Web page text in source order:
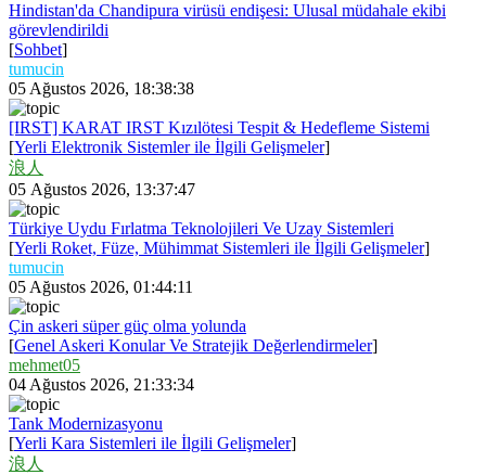
Hindistan'da Chandipura virüsü endişesi: Ulusal müdahale ekibi
görevlendirildi
[Sohbet]
tumucin
05 Ağustos 2026, 18:38:38
[IRST] KARAT IRST Kızılötesi Tespit & Hedefleme Sistemi
[Yerli Elektronik Sistemler ile İlgili Gelişmeler]
浪人
05 Ağustos 2026, 13:37:47
Türkiye Uydu Fırlatma Teknolojileri Ve Uzay Sistemleri
[Yerli Roket, Füze, Mühimmat Sistemleri ile İlgili Gelişmeler]
tumucin
05 Ağustos 2026, 01:44:11
Çin askeri süper güç olma yolunda
[Genel Askeri Konular Ve Stratejik Değerlendirmeler]
mehmet05
04 Ağustos 2026, 21:33:34
Tank Modernizasyonu
[Yerli Kara Sistemleri ile İlgili Gelişmeler]
浪人